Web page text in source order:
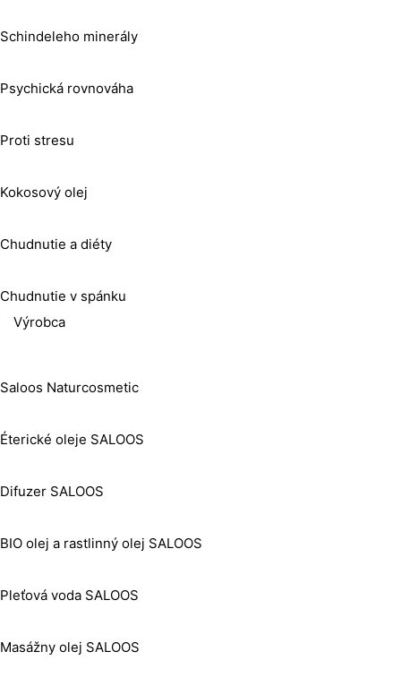
Schindeleho minerály
Psychická rovnováha
Proti stresu
Kokosový olej
Chudnutie a diéty
Chudnutie v spánku
Výrobca
Saloos Naturcosmetic
Éterické oleje SALOOS
Difuzer SALOOS
BIO olej a rastlinný olej SALOOS
Pleťová voda SALOOS
Masážny olej SALOOS